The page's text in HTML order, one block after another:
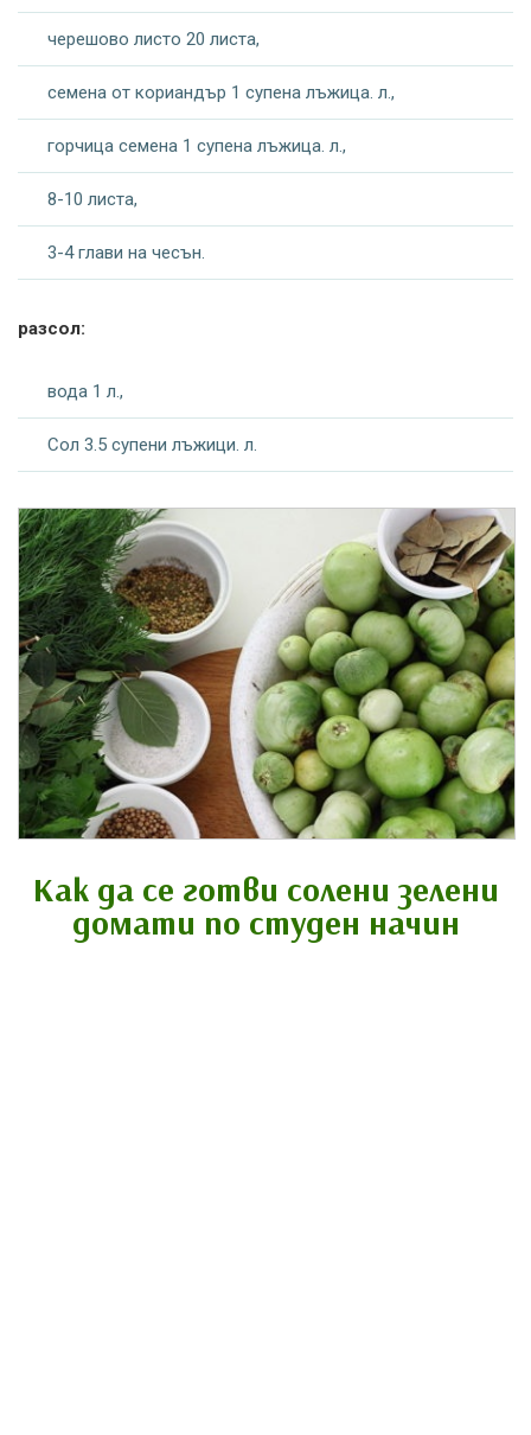
черешово листо 20 листа,
семена от кориандър 1 супена лъжица. л.,
горчица семена 1 супена лъжица. л.,
8-10 листа,
3-4 глави на чесън.
разсол:
вода 1 л.,
Сол 3.5 супени лъжици. л.
Как да се готви солени зелени
домати по студен начин